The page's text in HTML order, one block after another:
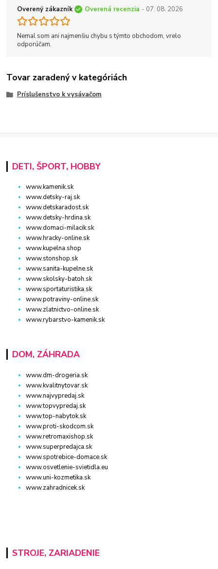
Overený zákazník Overená recenzia - 07. 08. 2026
Nemal som ani najmenšiu chybu s týmto obchodom, vrelo
odporúčam.
Tovar zaradený v kategóriách
Príslušenstvo k vysávačom
DETI, ŠPORT, HOBBY
www.kamenik.sk
www.detsky-raj.sk
www.detskaradost.sk
www.detsky-hrdina.sk
www.domaci-milacik.sk
www.hracky-online.sk
www.kupelna.shop
www.stonshop.sk
www.sanita-kupelne.sk
www.skolsky-batoh.sk
www.sportaturistika.sk
www.potraviny-online.sk
www.zlatnictvo-online.sk
www.rybarstvo-kamenik.sk
DOM, ZÁHRADA
www.dm-drogeria.sk
www.kvalitnytovar.sk
www.najvypredaj.sk
www.topvypredaj.sk
www.top-nabytok.sk
www.proti-skodcom.sk
www.retromaxishop.sk
www.superpredajca.sk
www.spotrebice-domace.sk
www.osvetlenie-svietidla.eu
www.uni-kozmetika.sk
www.zahradnicek.sk
STROJE, ZARIADENIE